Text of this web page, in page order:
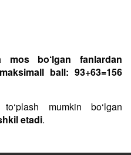
mos bo‘lgan fanlardan
ball: 93+63=156
mumkin bo‘lgan
etadi.